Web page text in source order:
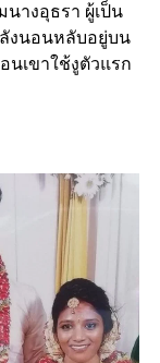
างอุธรา ผู้เป็น
งนอนหลับอยู่บน
นเขาใช้งูตัวแรก